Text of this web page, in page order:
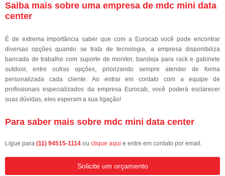
Saiba mais sobre uma empresa de mdc mini data
center
É de extrema importância saber que com a Eurocab você pode encontrar
diversas opções quando se trata de tecnologia, a empresa disponibiliza
bancada de trabalho com suporte de monitor, bandeja para rack e gabinete
outdoor, entre outras opções, priorizando sempre atender de forma
personalizada cada cliente. Ao entrar em contato com a equipe de
profissionais especializados da empresa Eurocab, você poderá esclarecer
suas dúvidas, eles esperam a sua ligação!
Para saber mais sobre mdc mini data center
Ligue para (11) 94515-1114 ou clique aqui e entre em contato por email.
Solicite um orçamento